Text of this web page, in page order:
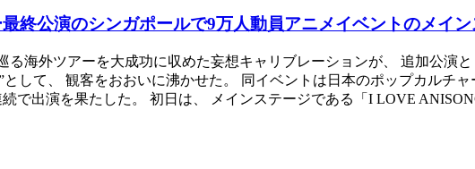
終公演のシンガポールで9万人動員アニメイベントのメイ
る海外ツアーを大成功に収めた妄想キャリブレーションが、 追加公演
して、 観客をおおいに沸かせた。 同イベントは日本のポップカルチ
で出演を果たした。 初日は、 メインステージである「I LOVE